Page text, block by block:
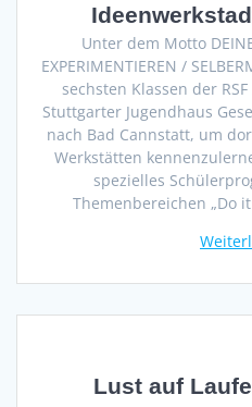
Unter dem Motto
EXPERIMENTIEREN /
sechsten Klassen der
Stuttgarter Jugendhaus
nach Bad Cannstatt, um
Werkstätten
spezielles
Themenbereichen „Do
Lust auf